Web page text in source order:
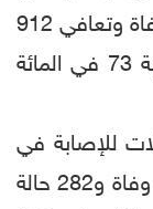
اليمن 1801 حالة، تتضمن 513 حالة وفاة وتعافي 912
شخصاً، مبينة أن الرجال يشكلون نسبة 73 في المائة
للإصابة في
حضرموت (772 حالة، منها 238 حالة وفاة و282 حالة